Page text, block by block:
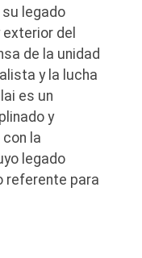
legado
del
de la unidad
y la lucha
es un
y
la
legado
referente para